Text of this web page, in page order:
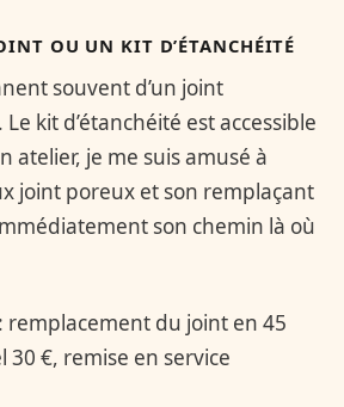
OU UN KIT D’ÉTANCHÉITÉ
souvent d’un joint
kit d’étanchéité est accessible
atelier, je me suis amusé à
joint poreux et son remplaçant
son chemin là où
remplacement du joint en 45
€, remise en service